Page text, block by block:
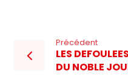
Précédent
LES DEFOULEES
DU NOBLE